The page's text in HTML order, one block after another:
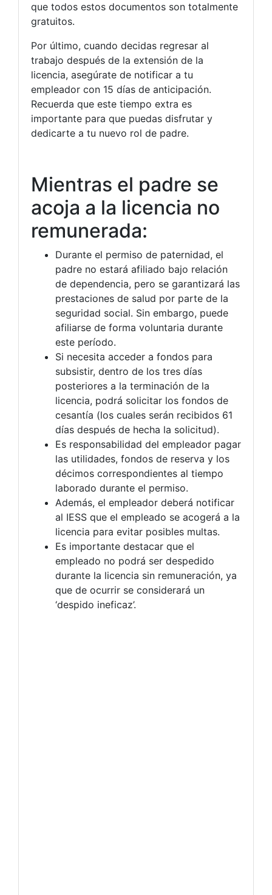
que todos estos documentos son totalmente
gratuitos.
Por último, cuando decidas regresar al
trabajo después de la extensión de la
licencia, asegúrate de notificar a tu
empleador con 15 días de anticipación.
Recuerda que este tiempo extra es
importante para que puedas disfrutar y
dedicarte a tu nuevo rol de padre.
Mientras el padre se
acoja a la licencia no
remunerada:
Durante el permiso de paternidad, el
padre no estará afiliado bajo relación
de dependencia, pero se garantizará las
prestaciones de salud por parte de la
seguridad social. Sin embargo, puede
afiliarse de forma voluntaria durante
este período.
Si necesita acceder a fondos para
subsistir, dentro de los tres días
posteriores a la terminación de la
licencia, podrá solicitar los fondos de
cesantía (los cuales serán recibidos 61
días después de hecha la solicitud).
Es responsabilidad del empleador pagar
las utilidades, fondos de reserva y los
décimos correspondientes al tiempo
laborado durante el permiso.
Además, el empleador deberá notificar
al IESS que el empleado se acogerá a la
licencia para evitar posibles multas.
Es importante destacar que el
empleado no podrá ser despedido
durante la licencia sin remuneración, ya
que de ocurrir se considerará un
‘despido ineficaz’.